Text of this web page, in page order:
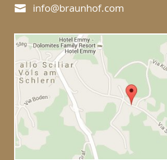
info@braunhof.com